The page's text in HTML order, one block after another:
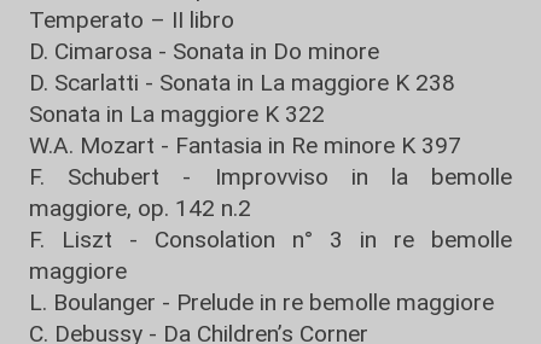
Temperato – II libro
D. Cimarosa - Sonata in Do minore
D. Scarlatti - Sonata in La maggiore K 238
Sonata in La maggiore K 322
W.A. Mozart - Fantasia in Re minore K 397
F. Schubert - Improvviso in la bemolle
maggiore, op. 142 n.2
F. Liszt - Consolation n° 3 in re bemolle
maggiore
L. Boulanger - Prelude in re bemolle maggiore
C. Debussy - Da Children’s Corner